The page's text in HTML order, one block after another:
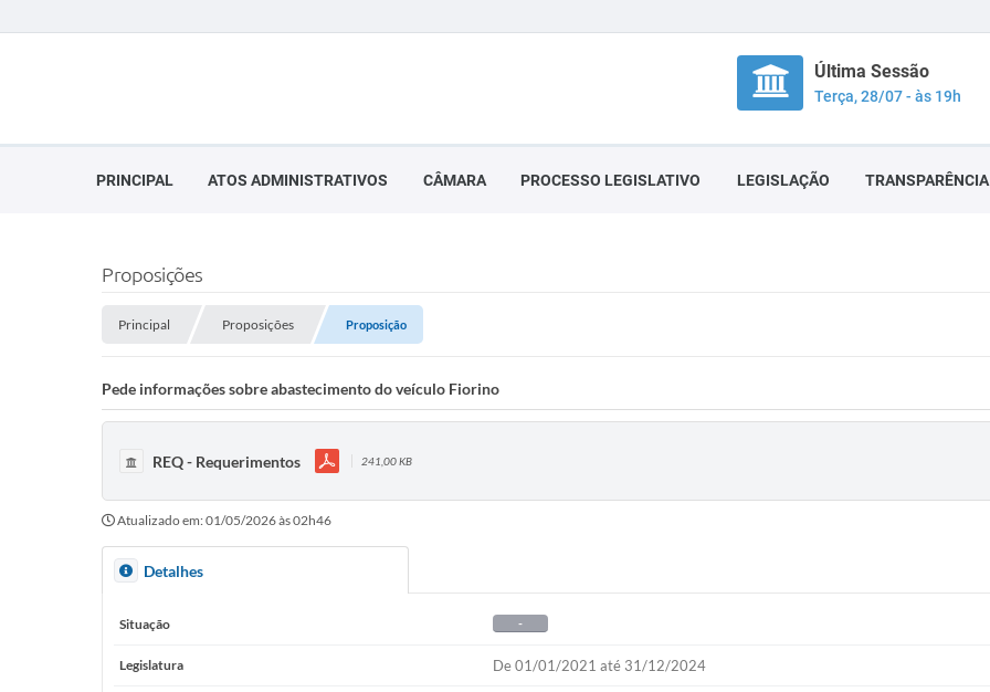
Última Sessão
Terça, 28/07 - às 19h
PRINCIPAL ATOS ADMINISTRATIVOS CÂMARA PROCESSO LEGISLATIVO LEGISLAÇÃO TRANSPARÊNCIA
Proposições
Principal Proposições Proposição
Pede informações sobre abastecimento do veículo Fiorino
REQ - Requerimentos 241,00 KB
Atualizado em: 01/05/2026 às 02h46
Detalhes
Situação -
Legislatura De 01/01/2021 até 31/12/2024